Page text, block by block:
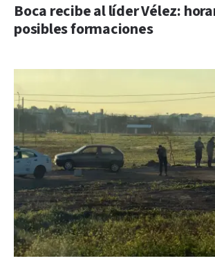
Boca recibe al líder Vélez:
posibles formaciones